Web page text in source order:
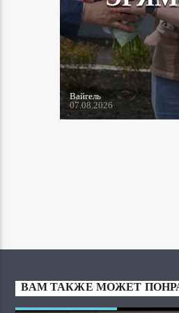
Вайгель
07.08.2026
ВАМ ТАКЖЕ МОЖЕТ